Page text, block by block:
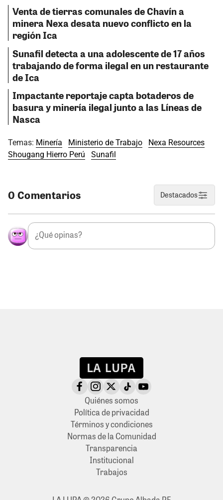
Venta de tierras comunales de Chavín a
minera Nexa desata nuevo conflicto en la
región Ica
Sunafil detecta a una adolescente de 17 años
trabajando de forma ilegal en un restaurante
de Ica
Impactante reportaje capta botaderos de
basura y minería ilegal junto a las Líneas de
Nasca
Temas: Minería Ministerio de Trabajo
Nexa Resources
Shougang Hierro Perú
Sunafil
0 Comentarios Destacados
Quiénes somos
Política de privacidad
Términos y condiciones
Normas de la Comunidad
Transparencia
Institucional
Trabajos